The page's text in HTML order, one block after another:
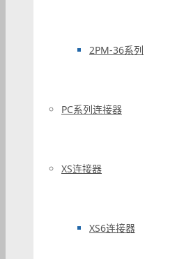
2PM-36系列
PC系列连接器
XS连接器
XS6连接器